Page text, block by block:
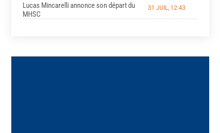
Lucas Mincarelli annonce son départ du
MHSC
31 JUIL, 12:43